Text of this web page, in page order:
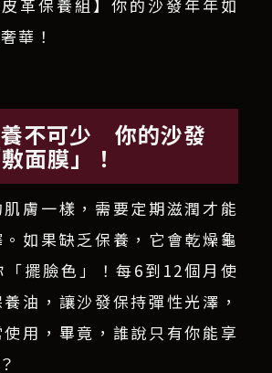
皮革保養組】你的沙發年年如
華！
不可少 你的沙發
面膜」！
膚一樣，需要定期滋潤才能
如果缺乏保養，它會乾燥龜
擺臉色」！每6到12個月使
油，讓沙發保持彈性光澤，
用，畢竟，誰說只有你能享